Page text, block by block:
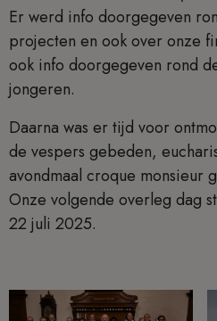
Er werd info doorgegeven
projecten en ook over onze
ook info doorgegeven rond
jongeren.
Daarna was er tijd voor
de vespers gebeden,
avondmaal croque monsieur
Onze volgende overleg dag
22 juli 2025.